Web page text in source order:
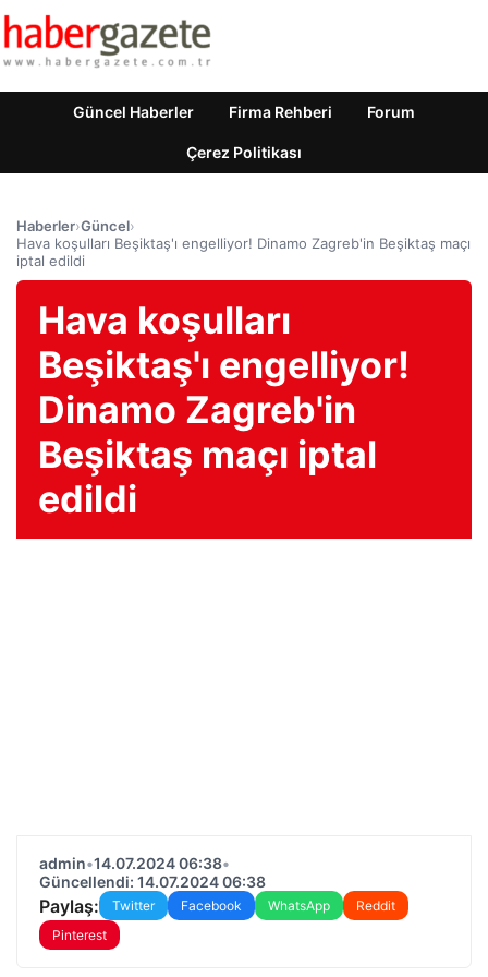
Güncel Haberler Firma Rehberi Forum
Çerez Politikası
Haberler›Güncel›
Hava koşulları Beşiktaş'ı engelliyor! Dinamo Zagreb'in Beşiktaş maçı
iptal edildi
Hava koşulları
Beşiktaş'ı engelliyor!
Dinamo Zagreb'in
Beşiktaş maçı iptal
edildi
admin•14.07.2024 06:38•
Güncellendi: 14.07.2024 06:38
Paylaş: Twitter Facebook WhatsApp
Reddit
Pinterest